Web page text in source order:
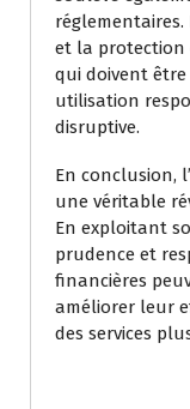
et la protection
qui doivent
utilisation
disruptive.
En conclusion,
une véritable
En exploitant
prudence et
financières
améliorer leur
des services